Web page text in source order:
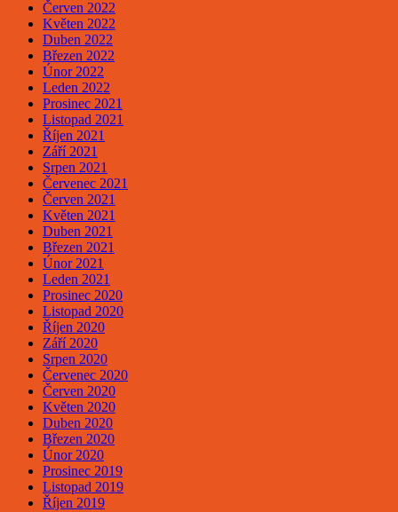
Červen 2022
Květen 2022
Duben 2022
Březen 2022
Únor 2022
Leden 2022
Prosinec 2021
Listopad 2021
Říjen 2021
Září 2021
Srpen 2021
Červenec 2021
Červen 2021
Květen 2021
Duben 2021
Březen 2021
Únor 2021
Leden 2021
Prosinec 2020
Listopad 2020
Říjen 2020
Září 2020
Srpen 2020
Červenec 2020
Červen 2020
Květen 2020
Duben 2020
Březen 2020
Únor 2020
Prosinec 2019
Listopad 2019
Říjen 2019